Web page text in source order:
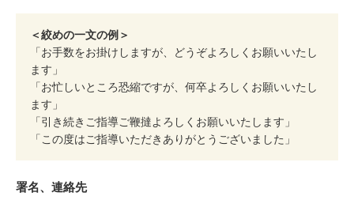
＜絞めの一文の例＞
「お手数をお掛けしますが、どうぞよろしくお願いいたし
ます」
「お忙しいところ恐縮ですが、何卒よろしくお願いいたし
ます」
「引き続きご指導ご鞭撻よろしくお願いいたします」
「この度はご指導いただきありがとうございました」
署名、連絡先